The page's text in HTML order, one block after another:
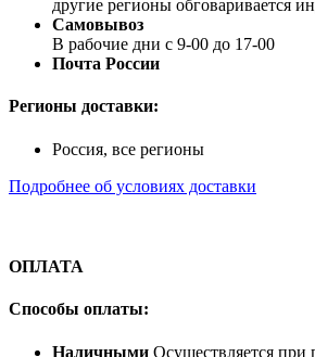
другие регионы обговаривается
Самовывоз
В рабочие дни с 9-00 до 17-00
Почта России
Регионы доставки:
Россия, все регионы
Подробнее об условиях доставки
ОПЛАТА
Способы оплаты:
Наличными Осуществляется при